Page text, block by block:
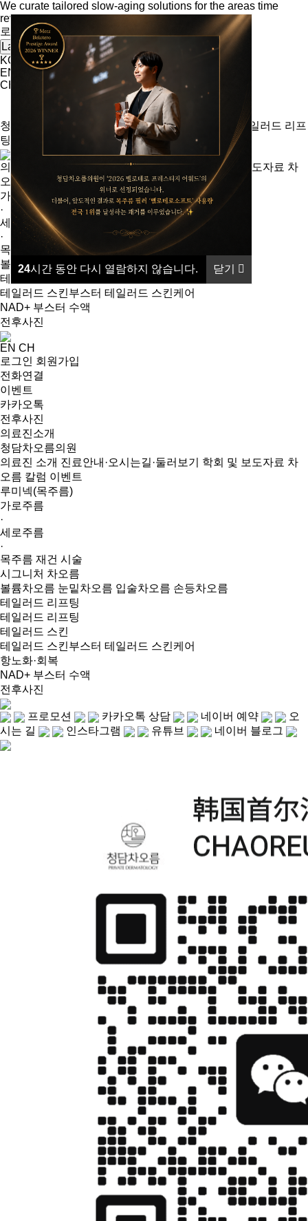
24시간 동안 다시 열람하지 않습니다. 닫기
We curate tailored slow-aging solutions for the areas time
reveals first.
로그인 회원가입
Language
KO
EN
CH
청담차오름의원 루미넥(목주름) 시그니처 차오름
테일러드 리프
팅
항노화·회복 전후 사진
의료진 소개 진료안내·오시는길·둘러보기 학회 및 보도자료 차
오름 칼럼
이벤트
가로주름
·
세로주름
·
목주름 재건 시술
볼륨차오름 눈밑차오름 입술차오름 손등차오름
테일러드 리프팅
테일러드 스킨부스터 테일러드 스킨케어
NAD+ 부스터 수액
전후사진
EN CH
로그인 회원가입
전화연결
이벤트
카카오톡
전후사진
의료진소개
청담차오름의원
의료진 소개 진료안내·오시는길·둘러보기 학회 및 보도자료 차
오름 칼럼 이벤트
루미넥(목주름)
가로주름
·
세로주름
·
목주름 재건 시술
시그니처 차오름
볼륨차오름 눈밑차오름 입술차오름 손등차오름
테일러드 리프팅
테일러드 리프팅
테일러드 스킨
테일러드 스킨부스터 테일러드 스킨케어
항노화·회복
NAD+ 부스터 수액
전후사진
프로모션 카카오톡 상담 네이버 예약
오
시는 길
인스타그램 유튜브 네이버 블로그